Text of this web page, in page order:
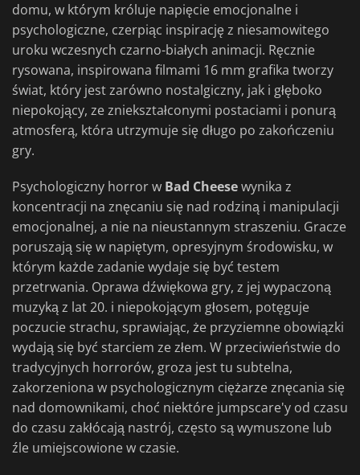
domu, w którym króluje napięcie emocjonalne i
psychologiczne, czerpiąc inspirację z niesamowitego
uroku wczesnych czarno-białych animacji. Ręcznie
rysowana, inspirowana filmami 16 mm grafika tworzy
świat, który jest zarówno nostalgiczny, jak i głęboko
niepokojący, ze zniekształconymi postaciami i ponurą
atmosferą, która utrzymuje się długo po zakończeniu
gry.
Psychologiczny horror w Bad Cheesewynika z
koncentracji na znęcaniu się nad rodziną i manipulacji
emocjonalnej, a nie na nieustannym straszeniu. Gracze
poruszają się w napiętym, opresyjnym środowisku, w
którym każde zadanie wydaje się być testem
przetrwania. Oprawa dźwiękowa gry, z jej wypaczoną
muzyką z lat 20. i niepokojącym głosem, potęguje
poczucie strachu, sprawiając, że przyziemne obowiązki
wydają się być starciem ze złem. W przeciwieństwie do
tradycyjnych horrorów, groza jest tu subtelna,
zakorzeniona w psychologicznym ciężarze znęcania się
nad domownikami, choć niektóre jumpscare'y od czasu
do czasu zakłócają nastrój, często są wymuszone lub
źle umiejscowione w czasie.